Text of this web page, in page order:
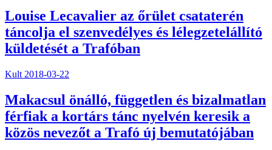
Louise Lecavalier az őrület csataterén
táncolja el szenvedélyes és lélegzetelállító
küldetését a Trafóban
Kult 2018-03-22
Makacsul önálló, független és bizalmatlan
férfiak a kortárs tánc nyelvén keresik a
közös nevezőt a Trafó új bemutatójában